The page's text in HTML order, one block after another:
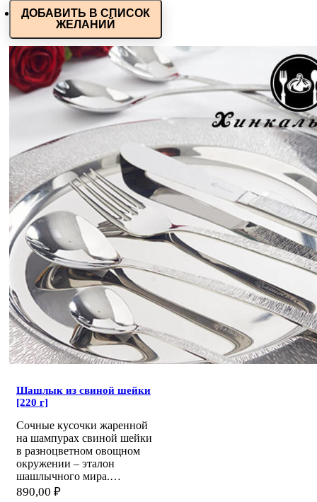
ДОБАВИТЬ В СПИСОК
ЖЕЛАНИЙ
Шашлык из свиной шейки
[220 г]
Сочные кусочки жаренной
на шампурах свиной шейки
в разноцветном овощном
окружении – эталон
шашлычного мира.…
890,00 ₽